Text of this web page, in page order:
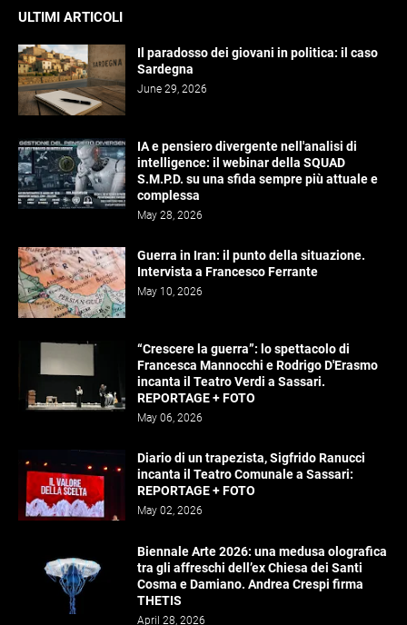
ULTIMI ARTICOLI
Il paradosso dei giovani in politica: il caso
Sardegna
June 29, 2026
IA e pensiero divergente nell'analisi di
intelligence: il webinar della SQUAD
S.M.P.D. su una sfida sempre più attuale e
complessa
May 28, 2026
Guerra in Iran: il punto della situazione.
Intervista a Francesco Ferrante
May 10, 2026
“Crescere la guerra”: lo spettacolo di
Francesca Mannocchi e Rodrigo D'Erasmo
incanta il Teatro Verdi a Sassari.
REPORTAGE + FOTO
May 06, 2026
Diario di un trapezista, Sigfrido Ranucci
incanta il Teatro Comunale a Sassari:
REPORTAGE + FOTO
May 02, 2026
Biennale Arte 2026: una medusa olografica
tra gli affreschi dell’ex Chiesa dei Santi
Cosma e Damiano. Andrea Crespi firma
THETIS
April 28, 2026